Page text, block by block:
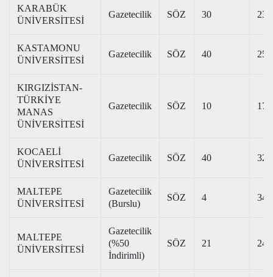
KARABÜK
ÜNİVERSİTESİ
Gazetecilik SÖZ 30
KASTAMONU
ÜNİVERSİTESİ
Gazetecilik SÖZ 40
KIRGIZİSTAN-
TÜRKİYE
MANAS
ÜNİVERSİTESİ
Gazetecilik SÖZ 10
KOCAELİ
ÜNİVERSİTESİ
Gazetecilik SÖZ 40
MALTEPE
ÜNİVERSİTESİ
Gazetecilik
(Burslu)
SÖZ 4
MALTEPE
ÜNİVERSİTESİ
Gazetecilik
(%50
İndirimli)
SÖZ 21